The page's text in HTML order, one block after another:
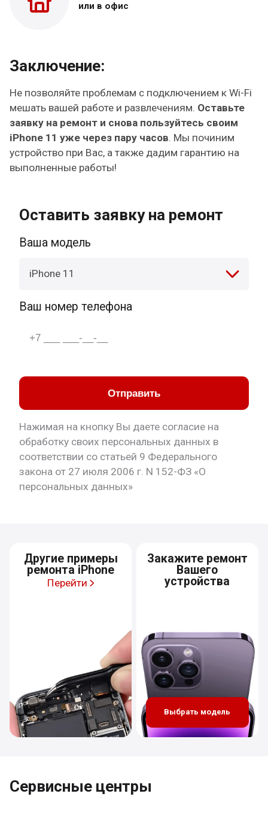
или в офис
Заключение:
Не позволяйте проблемам с подключением к Wi-Fi
мешать вашей работе и развлечениям. Оставьте
заявку на ремонт и снова пользуйтесь своим
iPhone 11 уже через пару часов. Мы починим
устройство при Вас, а также дадим гарантию на
выполненные работы!
Оставить заявку на ремонт
Ваша модель
iPhone 11
Ваш номер телефона
Отправить
Нажимая на кнопку Вы даете согласие на
обработку своих персональных данных в
соответствии со статьей 9 Федерального
закона от 27 июля 2006 г. N 152-ФЗ «О
персональных данных»
Другие примеры
ремонта iPhone
Перейти
Закажите ремонт
Вашего
устройства
Выбрать модель
Сервисные центры